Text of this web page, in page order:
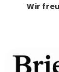
Wir